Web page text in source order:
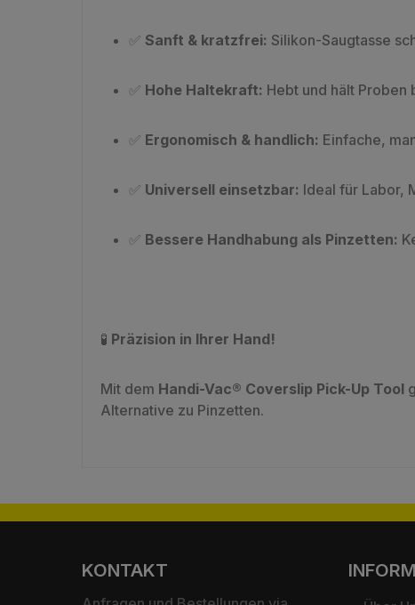
✅ Sanft & kratzfrei: Silikon-Saugtasse
✅ Hohe Haltekraft: Hebt und hält Proben
✅ Ergonomisch & handlich: Einfache,
✅ Universell einsetzbar: Ideal für Labor,
✅ Bessere Handhabung als Pinzetten:
🧪 Präzision in Ihrer Hand!
Mit dem Handi-Vac® Coverslip Pick-Up Tool
Alternative zu Pinzetten.
KONTAKT